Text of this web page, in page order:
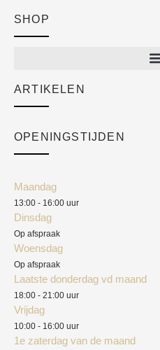
Academy
SHOP
ARTIKELEN
OPENINGSTIJDEN
Maandag
13:00 - 16:00 uur
Dinsdag
Op afspraak
Woensdag
Op afspraak
Laatste donderdag vd maand
18:00 - 21:00 uur
Vrijdag
10:00 - 16:00 uur
1e zaterdag van de maand